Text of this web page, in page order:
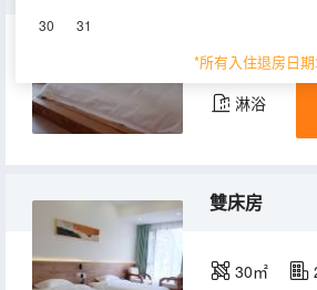
30 31
*所有入住退房日
30㎡
淋浴
雙床房
30㎡